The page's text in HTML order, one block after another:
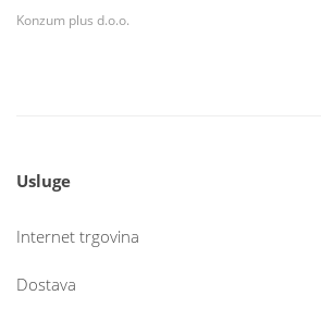
Konzum plus d.o.o.
Usluge
Internet trgovina
Dostava